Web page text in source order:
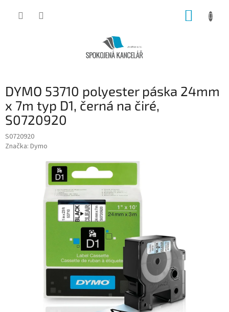
DYMO 53710 polyester páska 24mm
x 7m typ D1, černá na čiré,
S0720920
S0720920
Značka: Dymo